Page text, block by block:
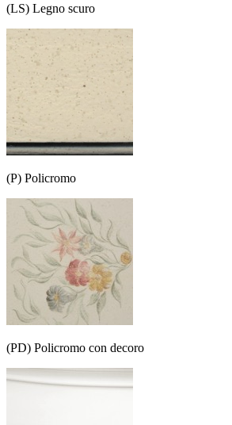
(LS) Legno scuro
(P) Policromo
(PD) Policromo con decoro